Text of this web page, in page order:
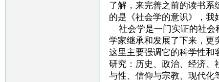
了解，来完善之前的读书系
的是《社会学的意识》，我
社会学是一门实证的社会
学家继承和发展了下来，更
这里主要强调它的科学性和
研究：历史、政治、经济、
与性、信仰与宗教、现代化